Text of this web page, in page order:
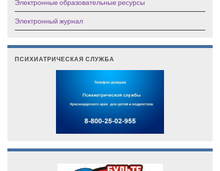
Электронные образовательные ресурсы
Электронный журнал
ПСИХИАТРИЧЕСКАЯ СЛУЖБА